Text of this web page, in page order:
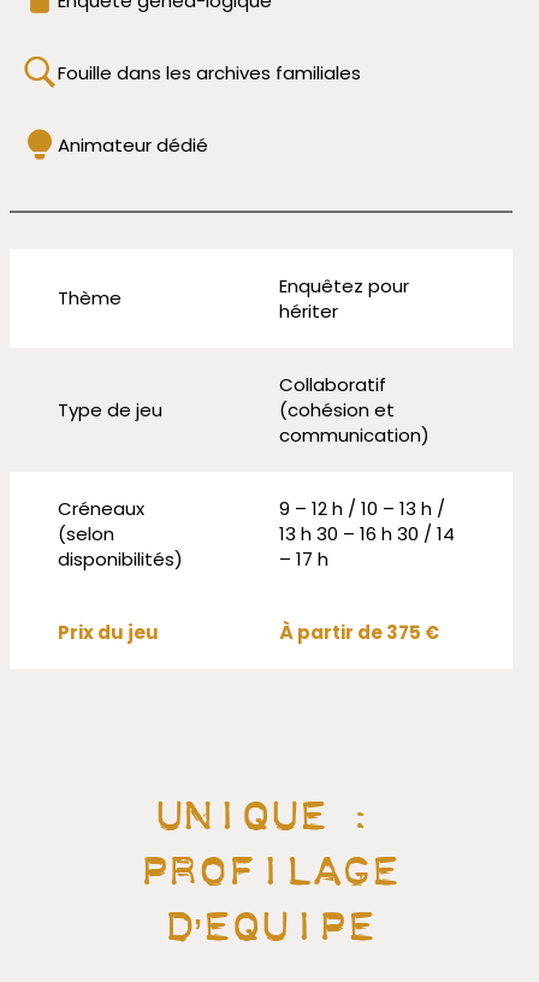
Fouille dans les archives familiales
Animateur dédié
Thème
Enquêtez pour
hériter
Type de jeu
Collaboratif
(cohésion et
communication)
Créneaux
(selon
disponibilités)
9 – 12 h / 10 – 13 h /
13 h 30 – 16 h 30 / 14
– 17 h
Prix du jeu À partir de 375 €
unique :
profilage
d’Equipe